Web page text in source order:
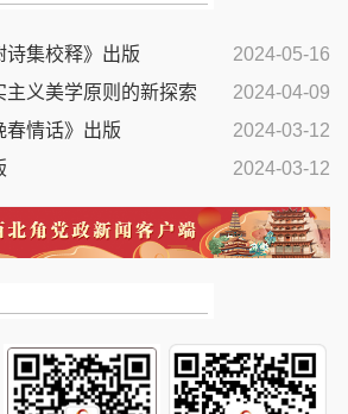
2024-05-16
诗集校释》出版
2024-04-09
主义美学原则的新探索
2024-03-12
春情话》出版
2024-03-12